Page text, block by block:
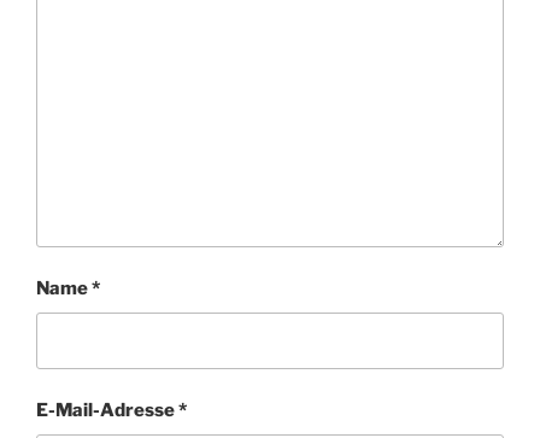
Name*
E-Mail-Adresse*